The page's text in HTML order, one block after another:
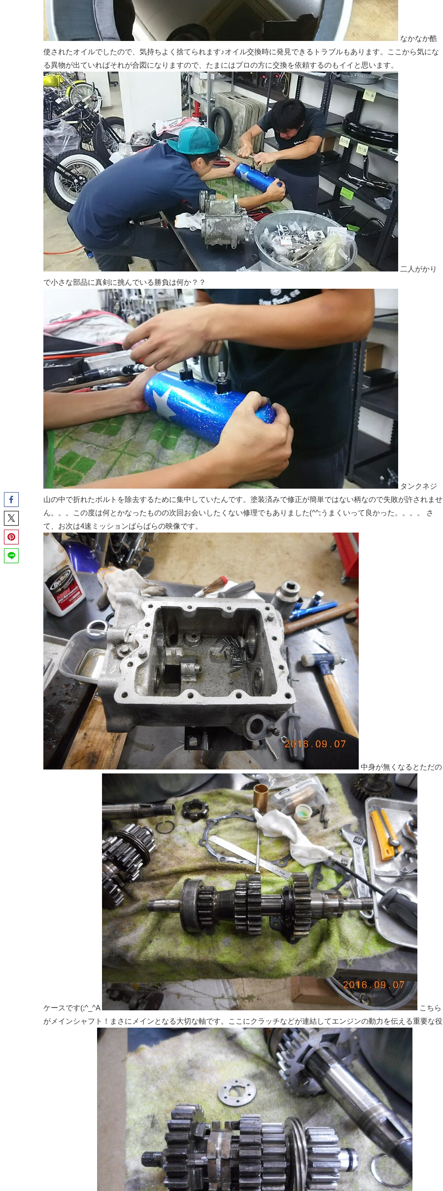
なかなか酷
使されたオイルでしたので、気持ちよく捨てられます♪オイル交換時に発見できるトラブルもあります。ここから気にな
る異物が出ていればそれが合図になりますので、たまにはプロの方に交換を依頼するのもイイと思います。
二人がかり
で小さな部品に真剣に挑んでいる勝負は何か？？
タンクネジ
山の中で折れたボルトを除去するために集中していたんです。塗装済みで修正が簡単ではない柄なので失敗が許されませ
ん。。。この度は何とかなったものの次回お会いしたくない修理でもありました(^^;うまくいって良かった。。。。 さ
て、お次は4速ミッションばらばらの映像です。
中身が無くなるとただの
ケースです(;^_^A
こちら
がメインシャフト！まさにメインとなる大切な軸です。ここにクラッチなどが連結してエンジンの動力を伝える重要な役